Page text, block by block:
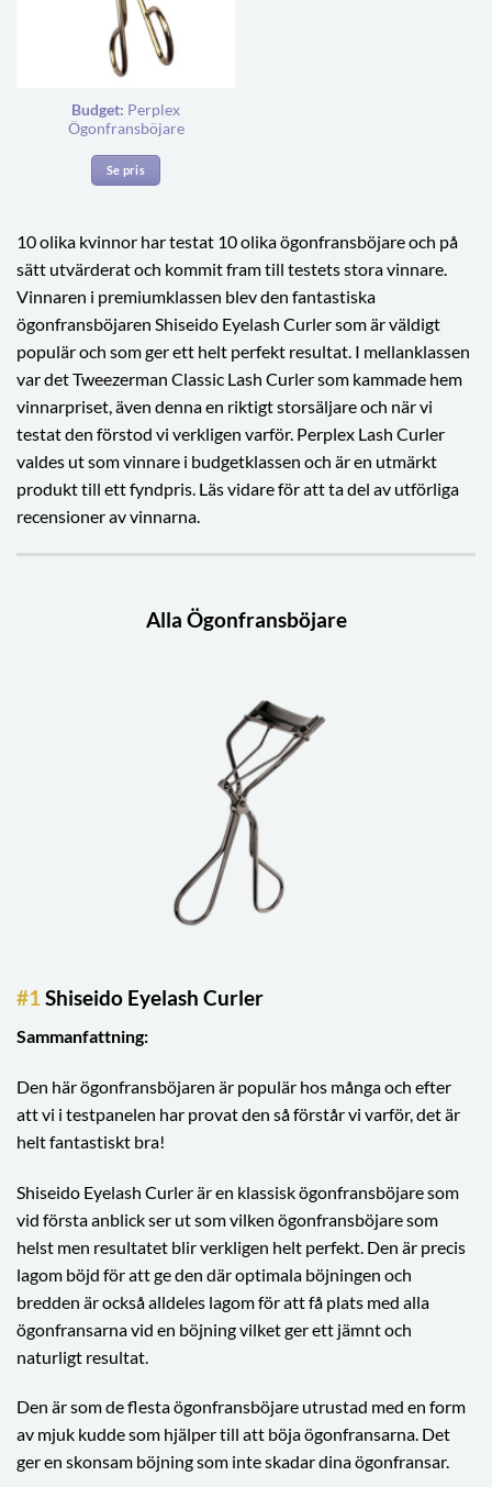
Budget: Perplex
Ögonfransböjare
Se pris
10 olika kvinnor har testat 10 olika ögonfransböjare och på
sätt utvärderat och kommit fram till testets stora vinnare.
Vinnaren i premiumklassen blev den fantastiska
ögonfransböjaren Shiseido Eyelash Curler som är väldigt
populär och som ger ett helt perfekt resultat. I mellanklassen
var det Tweezerman Classic Lash Curler som kammade hem
vinnarpriset, även denna en riktigt storsäljare och när vi
testat den förstod vi verkligen varför. Perplex Lash Curler
valdes ut som vinnare i budgetklassen och är en utmärkt
produkt till ett fyndpris. Läs vidare för att ta del av utförliga
recensioner av vinnarna.
Alla Ögonfransböjare
#1 Shiseido Eyelash Curler
Sammanfattning:
Den här ögonfransböjaren är populär hos många och efter
att vi i testpanelen har provat den så förstår vi varför, det är
helt fantastiskt bra!
Shiseido Eyelash Curler är en klassisk ögonfransböjare som
vid första anblick ser ut som vilken ögonfransböjare som
helst men resultatet blir verkligen helt perfekt. Den är precis
lagom böjd för att ge den där optimala böjningen och
bredden är också alldeles lagom för att få plats med alla
ögonfransarna vid en böjning vilket ger ett jämnt och
naturligt resultat.
Den är som de flesta ögonfransböjare utrustad med en form
av mjuk kudde som hjälper till att böja ögonfransarna. Det
ger en skonsam böjning som inte skadar dina ögonfransar.